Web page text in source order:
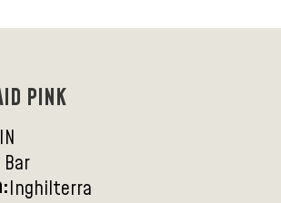
PINK
Bar
Inghilterra